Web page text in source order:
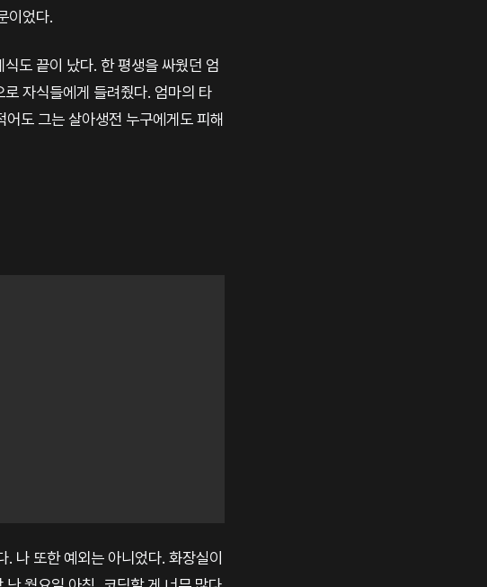
이었다.
도 끝이 났다. 한 평생을 싸웠던 엄
자식들에게 들려줬다. 엄마의 타
도 그는 살아생전 누구에게도 피해
나 또한 예외는 아니었다. 화장실이